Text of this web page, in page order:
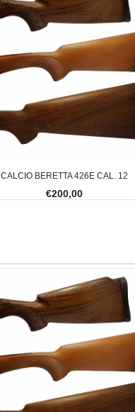
CALCIO BERETTA 426E CAL. 12
€200,00